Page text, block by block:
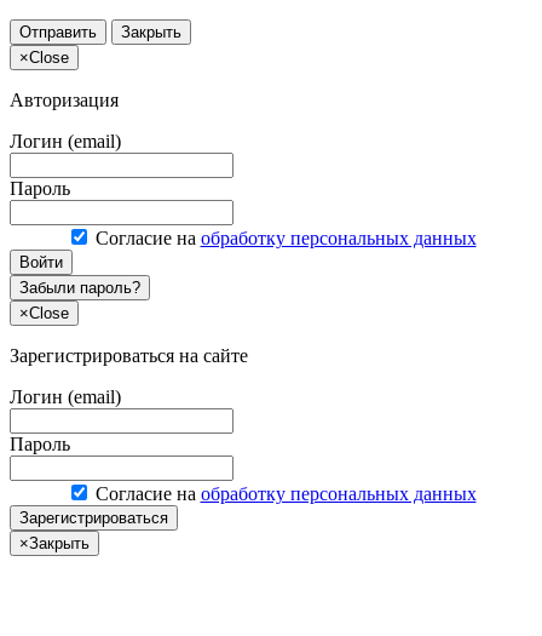
Отправить
Закрыть
×Close
Авторизация
Логин (email)
Пароль
Согласие на обработку персональных данных
Войти
Забыли пароль?
×Close
Зарегистрироваться на сайте
Логин (email)
Пароль
Согласие на обработку персональных данных
Зарегистрироваться
×Закрыть